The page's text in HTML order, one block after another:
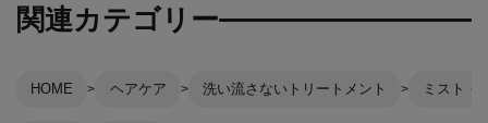
関連カテゴリー
HOME ヘアケア 洗い流さないトリートメント ミスト・